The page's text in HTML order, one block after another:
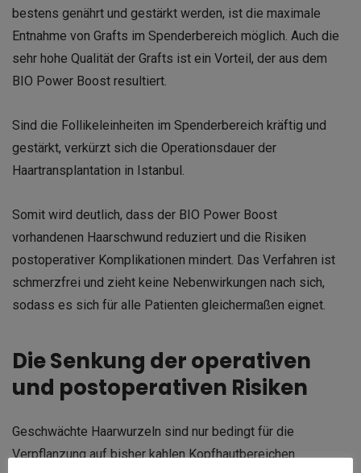
bestens genährt und gestärkt werden, ist die maximale
Entnahme von Grafts im Spenderbereich möglich. Auch die
sehr hohe Qualität der Grafts ist ein Vorteil, der aus dem
BIO Power Boost resultiert.
Sind die Follikeleinheiten im Spenderbereich kräftig und
gestärkt, verkürzt sich die Operationsdauer der
Haartransplantation in Istanbul.
Somit wird deutlich, dass der BIO Power Boost
vorhandenen Haarschwund reduziert und die Risiken
postoperativer Komplikationen mindert. Das Verfahren ist
schmerzfrei und zieht keine Nebenwirkungen nach sich,
sodass es sich für alle Patienten gleichermaßen eignet.
Die Senkung der operativen
und postoperativen Risiken
Geschwächte Haarwurzeln sind nur bedingt für die
Verpflanzung auf bisher kahlen Kopfhautbereichen